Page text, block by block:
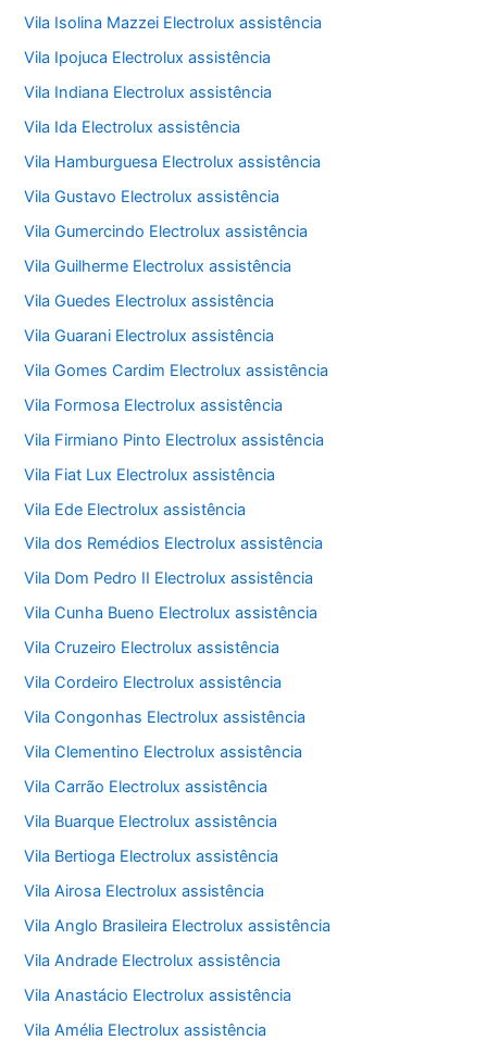
Vila Isolina Mazzei Electrolux assistência
Vila Ipojuca Electrolux assistência
Vila Indiana Electrolux assistência
Vila Ida Electrolux assistência
Vila Hamburguesa Electrolux assistência
Vila Gustavo Electrolux assistência
Vila Gumercindo Electrolux assistência
Vila Guilherme Electrolux assistência
Vila Guedes Electrolux assistência
Vila Guarani Electrolux assistência
Vila Gomes Cardim Electrolux assistência
Vila Formosa Electrolux assistência
Vila Firmiano Pinto Electrolux assistência
Vila Fiat Lux Electrolux assistência
Vila Ede Electrolux assistência
Vila dos Remédios Electrolux assistência
Vila Dom Pedro II Electrolux assistência
Vila Cunha Bueno Electrolux assistência
Vila Cruzeiro Electrolux assistência
Vila Cordeiro Electrolux assistência
Vila Congonhas Electrolux assistência
Vila Clementino Electrolux assistência
Vila Carrão Electrolux assistência
Vila Buarque Electrolux assistência
Vila Bertioga Electrolux assistência
Vila Airosa Electrolux assistência
Vila Anglo Brasileira Electrolux assistência
Vila Andrade Electrolux assistência
Vila Anastácio Electrolux assistência
Vila Amélia Electrolux assistência